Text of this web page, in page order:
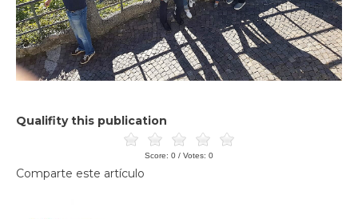
Qualifity this publication
Score: 0 / Votes: 0
Comparte este artículo